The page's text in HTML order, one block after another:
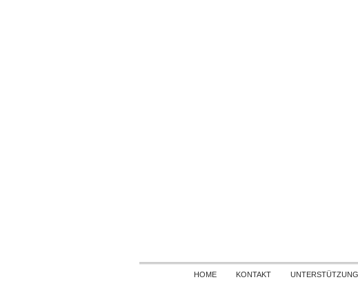
HOME KONTAKT UNTERSTÜTZUNG